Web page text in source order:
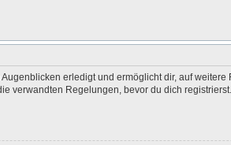
erledigt und ermöglicht dir, auf
verwandten Regelungen, bevor du dich